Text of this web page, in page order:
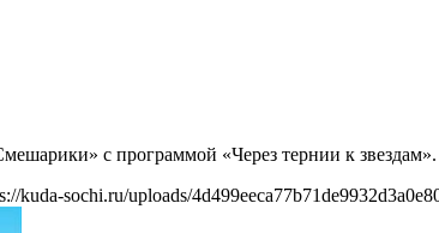
с программой «Через тернии к звездам».
kuda-sochi.ru/uploads/